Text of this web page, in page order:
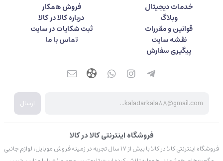
خدمات دیجیتال
فروش همکار
وبلاگ
درباره کالا در کالا
قوانین و مقررات
ثبت شکایات در سایت
نقشه سایت
تماس با ما
پیگیری سفارش
ارسال
فروشگاه اینترنتی کالا در کالا
فروشگاه اینترنتی کالا در کالا با بیش از ۱۷ سال تجربه در زمینه فروش موبایل، لوازم جانبی